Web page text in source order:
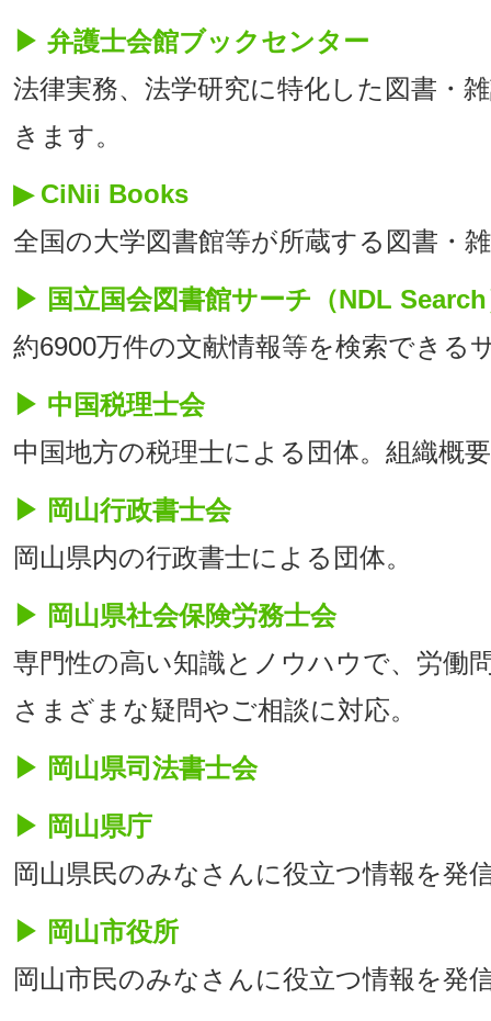
▶ 弁護士会館ブックセンター
法律実務、法学研究に特化した図書・
きます。
▶ CiNii Books
全国の大学図書館等が所蔵する図書・
▶ 国立国会図書館サーチ（NDL
約6900万件の文献情報等を検索できる
▶ 中国税理士会
中国地方の税理士による団体。組織概
▶ 岡山行政書士会
岡山県内の行政書士による団体。
▶ 岡山県社会保険労務士会
専門性の高い知識とノウハウで、労働
さまざまな疑問やご相談に対応。
▶ 岡山県司法書士会
▶ 岡山県庁
岡山県民のみなさんに役立つ情報を発
▶ 岡山市役所
岡山市民のみなさんに役立つ情報を発